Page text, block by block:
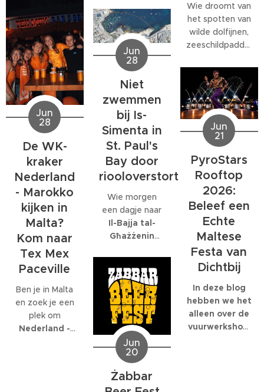
meer dan alleen
een baan. Veel
bedrijven
bieden
behoorlijk wat
extra's, van
teamuitjes en
interne
activiteiten tot
grote
personeelsfeesten.
En als je bij een
internationaal
bedrijf met
honderden
collega's werkt,
kunnen die
feesten
behoorlijk groot
worden.
noordwestenwinden
(W/NW)
verwacht.
Volgens het
Malta Red Cross
kan de wind
tijdelijk
toenemen tot
windkracht 6
met name op
donderdag 2
juli.
Wie droomt van
het spotten van
wilde dolfijnen,
zeeschildpadden
zeeleven
tijdens een
verblijf op Malta,
komt al snel tot
de ontdekking
dat daar
eigenlijk maar
één organisatie
volledig op is
gespecialiseerd:
EcoMarine
Jun
28
De WK-
kraker
Nederland
- Marokko
kijken in
Malta?
Kom naar
Tex Mex
Paceville
Ben je in Malta
en zoek je een
plek om
Nederland -
Jun
28
Niet
zwemmen
bij Is-
Simenta in
St. Paul's
Bay door
riooloverstort
Wie morgen
een dagje naar
Il-Bajja tal-
Għażżenin
inSt. Paul's
Baywil gaan,
kan beter een
ander strand
kiezen. De
Maltese
Environmental
Health
Directorate
Jun
21
PyroStars
Rooftop
2026:
Beleef een
Echte
Maltese
Festa van
Dichtbij
In deze blog
hebben we het
alleen over de
vuurwerkshow
Jun
20
Żabbar